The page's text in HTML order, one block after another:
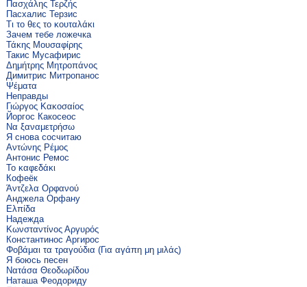
Πασχάλης Τερζής
Пасхалис Терзис
Τι το θες το κουταλάκι
Зачем тебе ложечка
Τάκης Μουσαφίρης
Такис Мусафирис
Δημήτρης Μητροπάνος
Димитрис Митропанос
Ψέματα
Неправды
Γιώργος Κακοσαίος
Йоргос Какосеос
Να ξαναμετρήσω
Я снова сосчитаю
Αντώνης Ρέμος
Антонис Ремос
Το καφεδάκι
Кофеёк
Άντζελα Ορφανού
Анджела Орфану
Ελπίδα
Надежда
Κωνσταντίνος Αργυρός
Константинос Аргирос
Φοβάμαι τα τραγούδια (Για αγάπη μη μιλάς)
Я боюсь песен
Νατάσα Θεοδωρίδου
Наташа Феодориду